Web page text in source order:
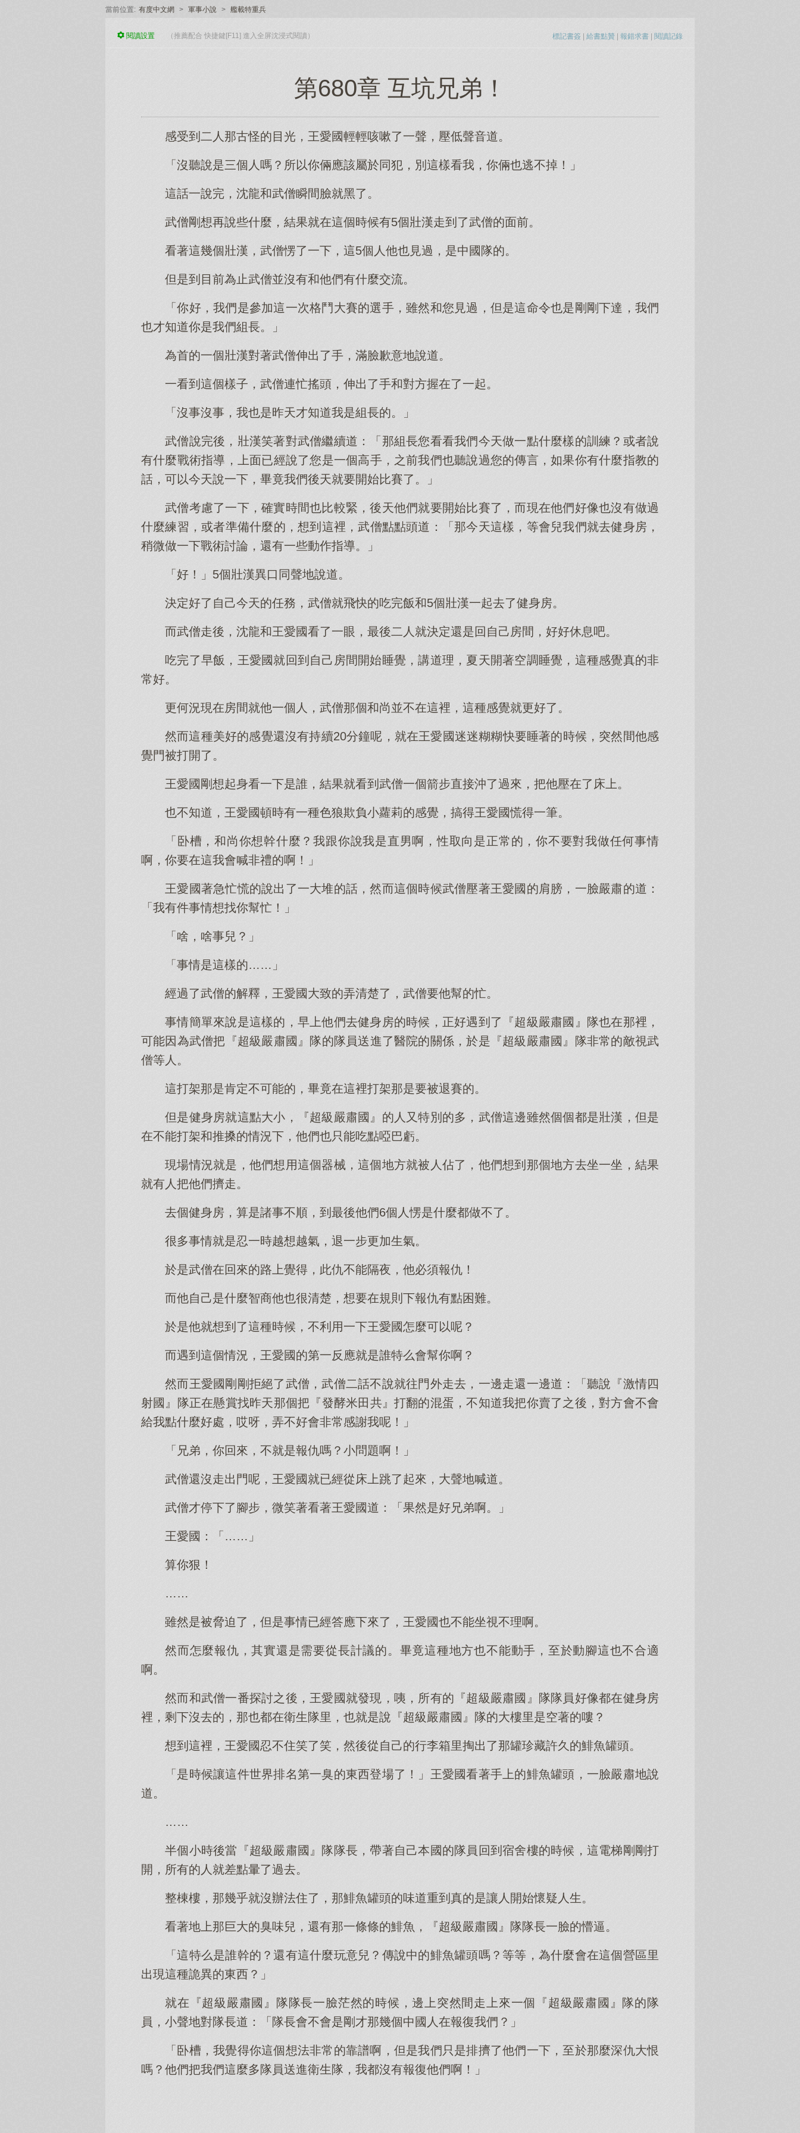
當前位置: 有度中文網 > 軍事小說 > 艦載特重兵
標記書簽 | 給書點贊 | 報錯求書 | 閱讀記錄
閱讀設置 （推薦配合 快捷鍵[F11] 進入全屏沈浸式閱讀）
第680章 互坑兄弟！
感受到二人那古怪的目光，王愛國輕輕咳嗽了一聲，壓低聲音道。
「沒聽說是三個人嗎？所以你倆應該屬於同犯，別這樣看我，你倆也逃不掉！」
這話一說完，沈龍和武僧瞬間臉就黑了。
武僧剛想再說些什麼，結果就在這個時候有5個壯漢走到了武僧的面前。
看著這幾個壯漢，武僧愣了一下，這5個人他也見過，是中國隊的。
但是到目前為止武僧並沒有和他們有什麼交流。
「你好，我們是參加這一次格鬥大賽的選手，雖然和您見過，但是這命令也是剛剛下達，我們
也才知道你是我們組長。」
為首的一個壯漢對著武僧伸出了手，滿臉歉意地說道。
一看到這個樣子，武僧連忙搖頭，伸出了手和對方握在了一起。
「沒事沒事，我也是昨天才知道我是組長的。」
武僧說完後，壯漢笑著對武僧繼續道：「那組長您看看我們今天做一點什麼樣的訓練？或者說
有什麼戰術指導，上面已經說了您是一個高手，之前我們也聽說過您的傳言，如果你有什麼指教的
話，可以今天說一下，畢竟我們後天就要開始比賽了。」
武僧考慮了一下，確實時間也比較緊，後天他們就要開始比賽了，而現在他們好像也沒有做過
什麼練習，或者準備什麼的，想到這裡，武僧點點頭道：「那今天這樣，等會兒我們就去健身房，
稍微做一下戰術討論，還有一些動作指導。」
「好！」5個壯漢異口同聲地說道。
決定好了自己今天的任務，武僧就飛快的吃完飯和5個壯漢一起去了健身房。
而武僧走後，沈龍和王愛國看了一眼，最後二人就決定還是回自己房間，好好休息吧。
吃完了早飯，王愛國就回到自己房間開始睡覺，講道理，夏天開著空調睡覺，這種感覺真的非
常好。
更何況現在房間就他一個人，武僧那個和尚並不在這裡，這種感覺就更好了。
然而這種美好的感覺還沒有持續20分鐘呢，就在王愛國迷迷糊糊快要睡著的時候，突然間他感
覺門被打開了。
王愛國剛想起身看一下是誰，結果就看到武僧一個箭步直接沖了過來，把他壓在了床上。
也不知道，王愛國頓時有一種色狼欺負小蘿莉的感覺，搞得王愛國慌得一筆。
「卧槽，和尚你想幹什麼？我跟你說我是直男啊，性取向是正常的，你不要對我做任何事情
啊，你要在這我會喊非禮的啊！」
王愛國著急忙慌的說出了一大堆的話，然而這個時候武僧壓著王愛國的肩膀，一臉嚴肅的道：
「我有件事情想找你幫忙！」
「啥，啥事兒？」
「事情是這樣的……」
經過了武僧的解釋，王愛國大致的弄清楚了，武僧要他幫的忙。
事情簡單來說是這樣的，早上他們去健身房的時候，正好遇到了『超級嚴肅國』隊也在那裡，
可能因為武僧把『超級嚴肅國』隊的隊員送進了醫院的關係，於是『超級嚴肅國』隊非常的敵視武
僧等人。
這打架那是肯定不可能的，畢竟在這裡打架那是要被退賽的。
但是健身房就這點大小，『超級嚴肅國』的人又特別的多，武僧這邊雖然個個都是壯漢，但是
在不能打架和推搡的情況下，他們也只能吃點啞巴虧。
現場情況就是，他們想用這個器械，這個地方就被人佔了，他們想到那個地方去坐一坐，結果
就有人把他們擠走。
去個健身房，算是諸事不順，到最後他們6個人愣是什麼都做不了。
很多事情就是忍一時越想越氣，退一步更加生氣。
於是武僧在回來的路上覺得，此仇不能隔夜，他必須報仇！
而他自己是什麼智商他也很清楚，想要在規則下報仇有點困難。
於是他就想到了這種時候，不利用一下王愛國怎麼可以呢？
而遇到這個情況，王愛國的第一反應就是誰特么會幫你啊？
然而王愛國剛剛拒絕了武僧，武僧二話不說就往門外走去，一邊走還一邊道：「聽說『激情四
射國』隊正在懸賞找昨天那個把『發酵米田共』打翻的混蛋，不知道我把你賣了之後，對方會不會
給我點什麼好處，哎呀，弄不好會非常感謝我呢！」
「兄弟，你回來，不就是報仇嗎？小問題啊！」
武僧還沒走出門呢，王愛國就已經從床上跳了起來，大聲地喊道。
武僧才停下了腳步，微笑著看著王愛國道：「果然是好兄弟啊。」
王愛國：「……」
算你狠！
……
雖然是被脅迫了，但是事情已經答應下來了，王愛國也不能坐視不理啊。
然而怎麼報仇，其實還是需要從長計議的。畢竟這種地方也不能動手，至於動腳這也不合適
啊。
然而和武僧一番探討之後，王愛國就發現，咦，所有的『超級嚴肅國』隊隊員好像都在健身房
裡，剩下沒去的，那也都在衛生隊里，也就是說『超級嚴肅國』隊的大樓里是空著的嘍？
想到這裡，王愛國忍不住笑了笑，然後從自己的行李箱里掏出了那罐珍藏許久的鯡魚罐頭。
「是時候讓這件世界排名第一臭的東西登場了！」王愛國看著手上的鯡魚罐頭，一臉嚴肅地說
道。
……
半個小時後當『超級嚴肅國』隊隊長，帶著自己本國的隊員回到宿舍樓的時候，這電梯剛剛打
開，所有的人就差點暈了過去。
整棟樓，那幾乎就沒辦法住了，那鯡魚罐頭的味道重到真的是讓人開始懷疑人生。
看著地上那巨大的臭味兒，還有那一條條的鯡魚，『超級嚴肅國』隊隊長一臉的懵逼。
「這特么是誰幹的？還有這什麼玩意兒？傳說中的鯡魚罐頭嗎？等等，為什麼會在這個營區里
出現這種詭異的東西？」
就在『超級嚴肅國』隊隊長一臉茫然的時候，邊上突然間走上來一個『超級嚴肅國』隊的隊
員，小聲地對隊長道：「隊長會不會是剛才那幾個中國人在報復我們？」
「卧槽，我覺得你這個想法非常的靠譜啊，但是我們只是排擠了他們一下，至於那麼深仇大恨
嗎？他們把我們這麼多隊員送進衛生隊，我都沒有報復他們啊！」